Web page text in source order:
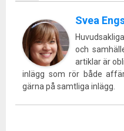
Svea
och
artiklar är
inlägg som rör både
gärna på samtliga inlägg.